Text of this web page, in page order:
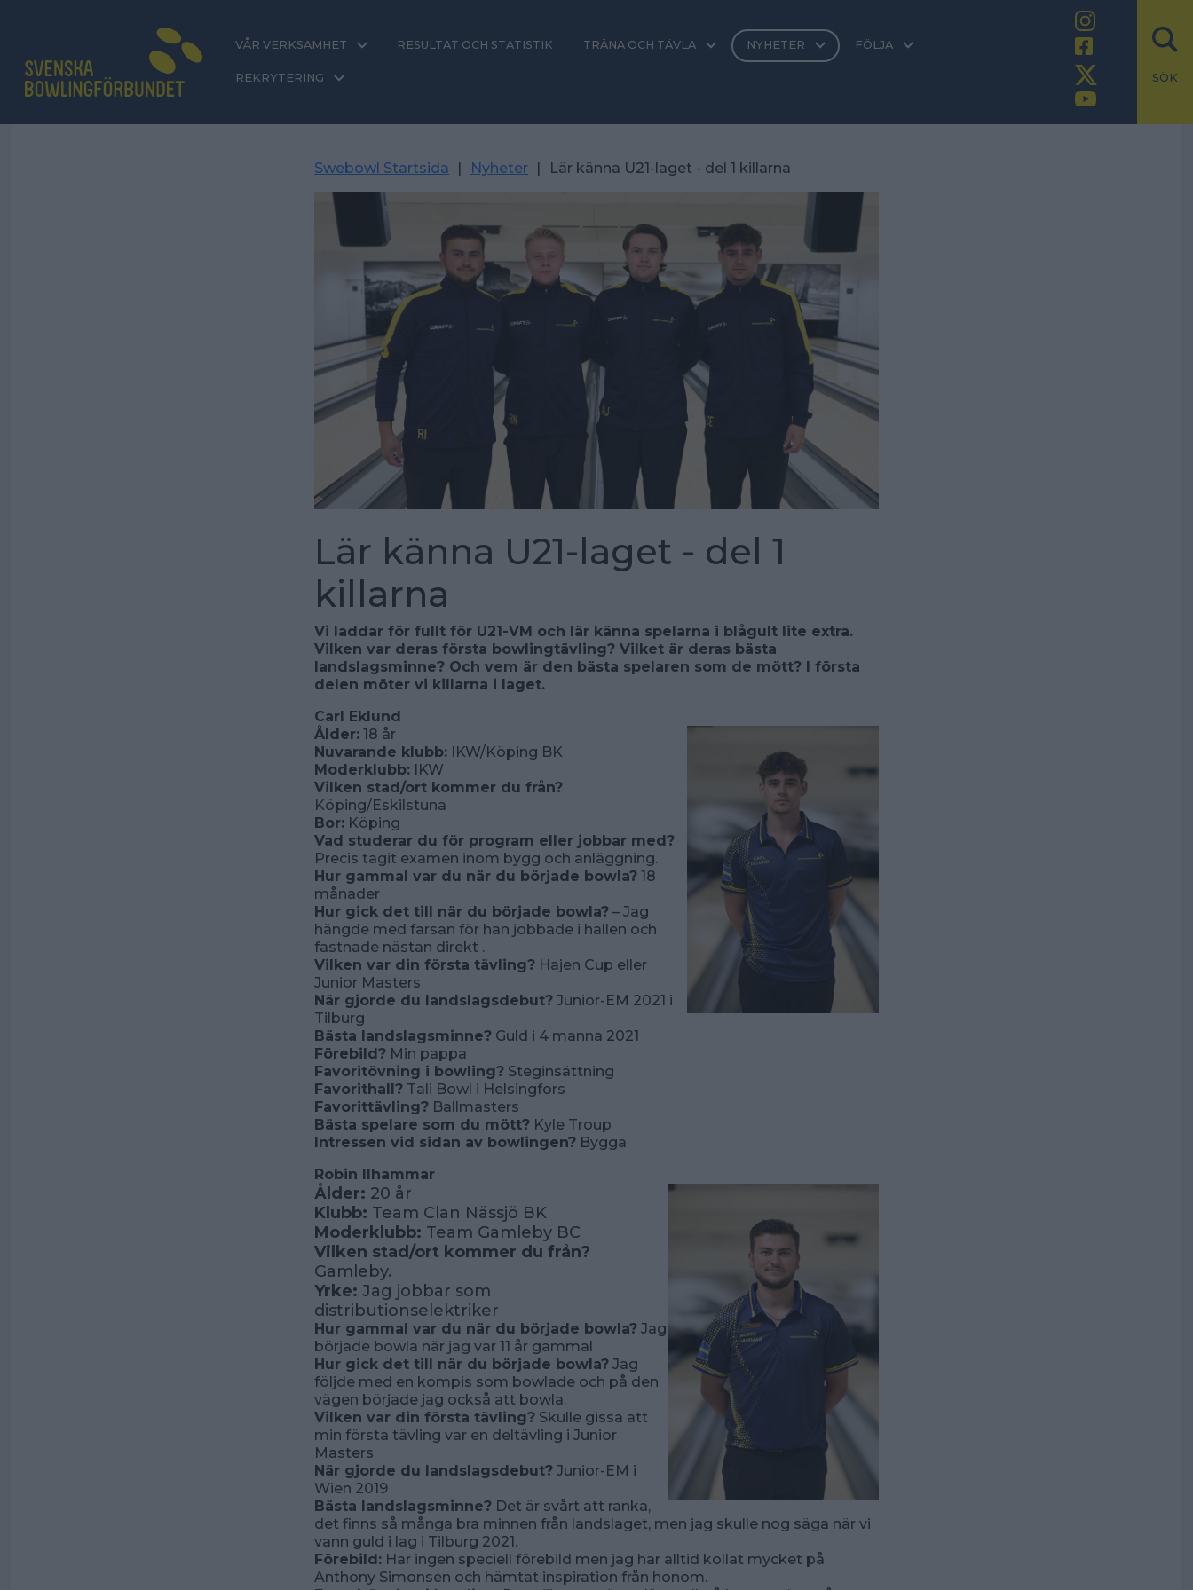
VÅR VERKSAMHET RESULTAT OCH STATISTIK TRÄNA OCH TÄVLA NYHETER FÖLJA
SÖK
REKRYTERING
Swebowl Startsida | Nyheter | Lär känna U21-laget - del 1 killarna
Lär känna U21-laget - del 1
killarna
Vi laddar för fullt för U21-VM och lär känna spelarna i blågult lite extra.
Vilken var deras första bowlingtävling? Vilket är deras bästa
landslagsminne? Och vem är den bästa spelaren som de mött? I första
delen möter vi killarna i laget.
Carl Eklund
Ålder: 18 år
Nuvarande klubb: IKW/Köping BK
Moderklubb: IKW
Vilken stad/ort kommer du från?
Köping/Eskilstuna
Bor: Köping
Vad studerar du för program eller jobbar med?
Precis tagit examen inom bygg och anläggning.
Hur gammal var du när du började bowla? 18
månader
Hur gick det till när du började bowla? – Jag
hängde med farsan för han jobbade i hallen och
fastnade nästan direkt .
Vilken var din första tävling? Hajen Cup eller
Junior Masters
När gjorde du landslagsdebut? Junior-EM 2021 i
Tilburg
Bästa landslagsminne? Guld i 4 manna 2021
Förebild? Min pappa
Favoritövning i bowling? Steginsättning
Favorithall? Tali Bowl i Helsingfors
Favorittävling? Ballmasters
Bästa spelare som du mött? Kyle Troup
Intressen vid sidan av bowlingen? Bygga
Robin Ilhammar
Ålder: 20 år
Klubb: Team Clan Nässjö BK
Moderklubb: Team Gamleby BC
Vilken stad/ort kommer du från?
Gamleby.
Yrke: Jag jobbar som
distributionselektriker
Hur gammal var du när du började bowla? Jag
började bowla när jag var 11 år gammal
Hur gick det till när du började bowla? Jag
följde med en kompis som bowlade och på den
vägen började jag också att bowla.
Vilken var din första tävling? Skulle gissa att
min första tävling var en deltävling i Junior
Masters
När gjorde du landslagsdebut? Junior-EM i
Wien 2019
Bästa landslagsminne? Det är svårt att ranka,
det finns så många bra minnen från landslaget, men jag skulle nog säga när vi
vann guld i lag i Tilburg 2021.
Förebild: Har ingen speciell förebild men jag har alltid kollat mycket på
Anthony Simonsen och hämtat inspiration från honom.